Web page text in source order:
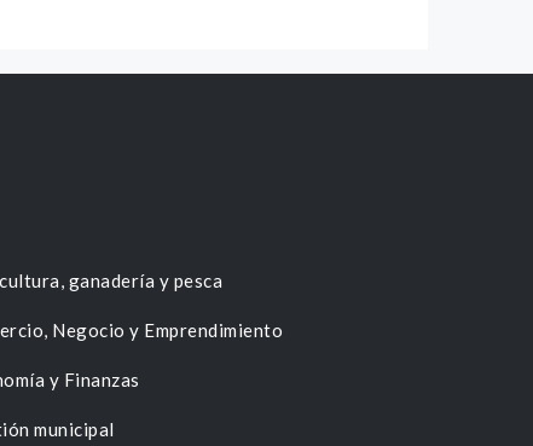
ganadería y pesca
Negocio y Emprendimiento
y Finanzas
municipal